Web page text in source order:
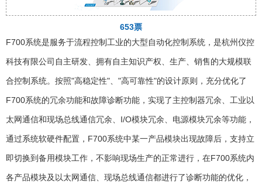
653票
F700系统是服务于流程控制工业的大型自动化控制系统，是杭州仪控
科技有限公司自主研发、拥有自主知识产权、生产、销售的大规模联
合控制系统。按照"高稳定性"、"高可靠性"的设计原则，充分优化了
F700系统的冗余功能和故障诊断功能，实现了主控制器冗余、工业以
太网通信和现场总线通信冗余、I/O模块冗余、电源模块冗余等功能，
通过系统软硬件配置，F700系统中某一产品模块出现故障后，支持立
即切换到备用模块工作，不影响现场生产的正常进行，在F700系统内
各产品模块及以太网通信、现场总线通信都进行了诊断功能的优化，